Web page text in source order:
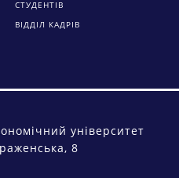
СТУДЕНТІВ
ВІДДІЛ КАДРІВ
університет
8